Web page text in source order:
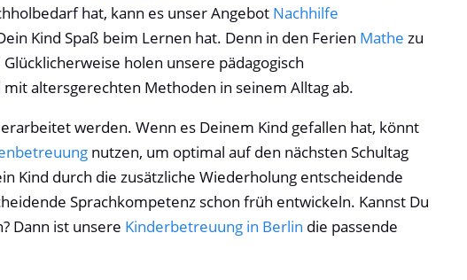
hat, kann es unser Angebot Nachhilfe
Kind Spaß beim Lernen hat. Denn in den Ferien Mathe zu
holen unsere pädagogisch
altersgerechten Methoden in seinem Alltag ab.
werden. Wenn es Deinem Kind gefallen hat, könnt
nutzen, um optimal auf den nächsten Schultag
Kind durch die zusätzliche Wiederholung entscheidende
Sprachkompetenz schon früh entwickeln. Kannst Du
Dann ist unsere Kinderbetreuung in Berlin die passende